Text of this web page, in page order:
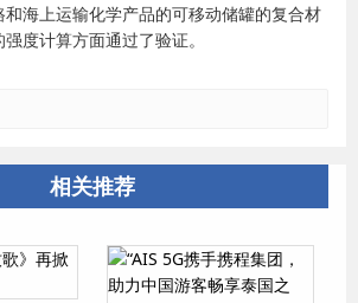
海上运输化学产品的可移动储罐的复合材
度计算方面通过了验证。
相关推荐